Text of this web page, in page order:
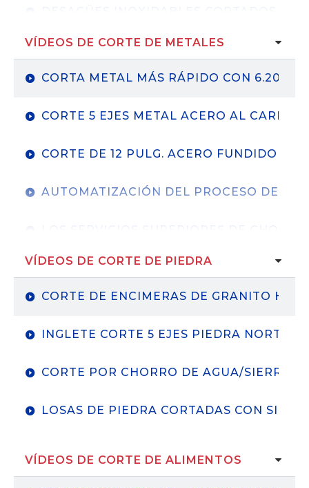
INDUSTRIAS MÁXIMAS IMPULSADAS
VÍDEOS DE CORTE DE METALES
CORTA METAL MÁS RÁPIDO CON
CORTE 5 EJES METAL ACERO AL
CORTE DE 12 PULG. ACERO FUNDIDO
AUTOMATIZACIÓN DEL PROCESO DE
MOTORHEAD GARAGE CORTE POR
VÍDEOS DE CORTE DE PIEDRA
CORTE DE ENCIMERAS DE GRANITO
INGLETE CORTE 5 EJES PIEDRA
CORTE POR CHORRO DE AGUA/SIERRA
LOSAS DE PIEDRA CORTADAS CON
VÍDEOS DE CORTE DE ALIMENTOS